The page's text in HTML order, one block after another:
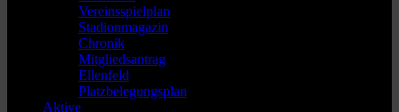
Vereinsspielplan
Stadionmagazin
Chronik
Mitgliedsantrag
Ellenfeld
Platzbelegungsplan
Aktive